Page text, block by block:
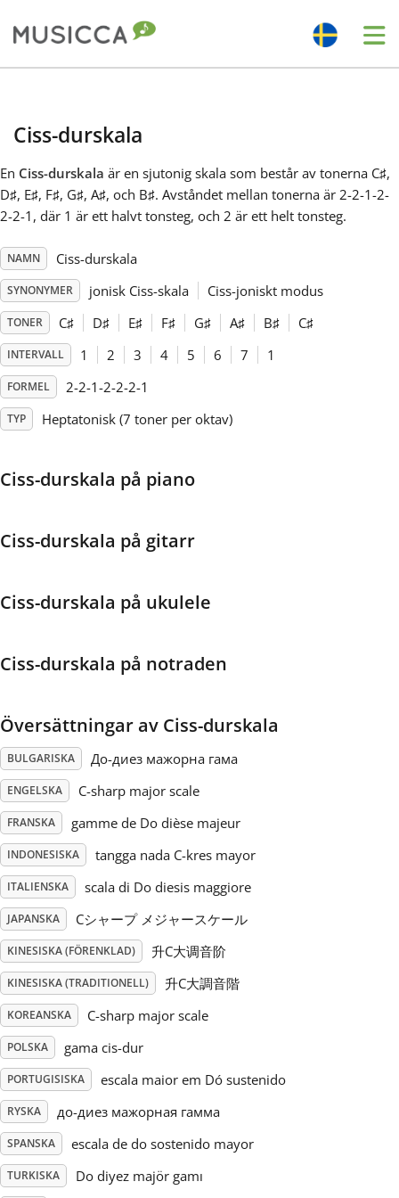
Dansk
Deutsch
English
हिन्दी
Italiano
日本語
Polski
Português
Русский
Svenska
Tiếng Việt
Türkçe
简体中文
繁體中文
Ciss-durskala
En Ciss-durskala är en sjutonig skala som består av tonerna C♯,
D♯, E♯, F♯, G♯, A♯, och B♯. Avståndet mellan tonerna är 2-2-1-2-
2-2-1, där 1 är ett halvt tonsteg, och 2 är ett helt tonsteg.
NAMN Ciss-durskala
SYNONYMER jonisk Ciss-skala Ciss-joniskt modus
TONER C♯ D♯ E♯ F♯ G♯ A♯ B♯ C♯
INTERVALL 1 2 3 4 5 6 7 1
FORMEL 2-2-1-2-2-2-1
TYP Heptatonisk (7 toner per oktav)
Ciss-durskala på piano
Ciss-durskala på gitarr
Ciss-durskala på ukulele
Ciss-durskala på notraden
Översättningar av Ciss-durskala
BULGARISKA До-диез мажорна гама
ENGELSKA C-sharp major scale
FRANSKA gamme de Do dièse majeur
INDONESISKA tangga nada C-kres mayor
ITALIENSKA scala di Do diesis maggiore
JAPANSKA Cシャープ メジャースケール
KINESISKA (FÖRENKLAD) 升C大调音阶
KINESISKA (TRADITIONELL) 升C大調音階
KOREANSKA C-sharp major scale
POLSKA gama cis-dur
PORTUGISISKA escala maior em Dó sustenido
RYSKA до-диез мажорная гамма
SPANSKA escala de do sostenido mayor
TURKISKA Do diyez majör gamı